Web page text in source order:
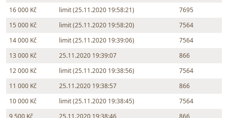
16 000 Kč
limit (25.11.2020 19:58:21)
7695
15 000 Kč
limit (25.11.2020 19:58:20)
7564
14 000 Kč
limit (25.11.2020 19:39:06)
7564
13 000 Kč
25.11.2020 19:39:07
866
12 000 Kč
limit (25.11.2020 19:38:56)
7564
11 000 Kč
25.11.2020 19:38:57
866
10 000 Kč
limit (25.11.2020 19:38:45)
7564
9 500 Kč
25.11.2020 19:38:46 866